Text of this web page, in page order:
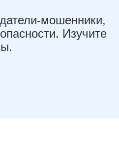
мошенники,
Изучите